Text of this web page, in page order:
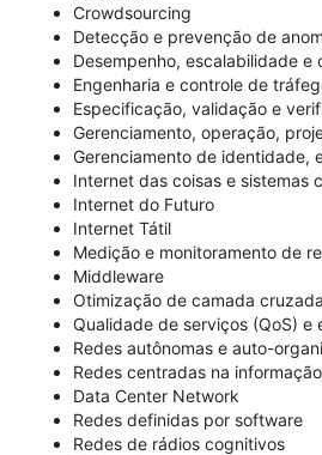
Crowdsourcing
Detecção e prevenção de
Desempenho, escalabilidade e
Engenharia e controle de
Especificação, validação e
Gerenciamento, operação,
Gerenciamento de identidade,
Internet das coisas e sistemas
Internet do Futuro
Internet Tátil
Medição e monitoramento de
Middleware
Otimização de camada cruzada
Qualidade de serviços (QoS) e
Redes autônomas e auto-
Redes centradas na informação
Data Center Network
Redes definidas por software
Redes de rádios cognitivos